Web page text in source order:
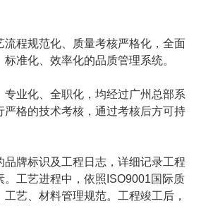
流程规范化、质量考核严格化，全面
准化、效率化的品质管理系统。
专业化、全职化，均经过广州总部系
严格的技术考核，通过考核后方可持
品牌标识及工程日志，详细记录工程
。工艺进程中，依照ISO9001国际质
艺、材料管理规范。工程竣工后，